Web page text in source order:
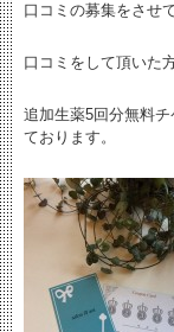
口コミの募集をさせ
口コミをして頂いた
追加生薬5回分無料
ております。